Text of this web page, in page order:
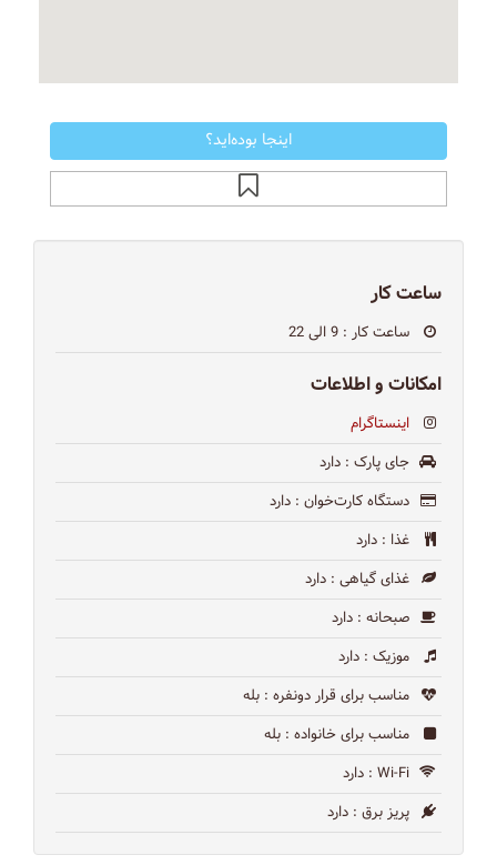
اینجا بوده‌اید؟
ساعت کار
ساعت کار : 9 الی 22
امکانات و اطلاعات
اینستاگرام
جای پارک : دارد
دستگاه کارت‌خوان : دارد
غذا : دارد
غذای گیاهی : دارد
صبحانه : دارد
موزیک : دارد
مناسب برای قرار دونفره : بله
مناسب برای خانواده : بله
Wi-Fi : دارد
پریز برق : دارد